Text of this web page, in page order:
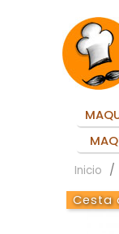
Inicio
Cesta